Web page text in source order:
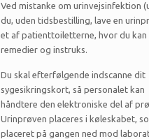
Ved mistanke om urinvejsinfektion
du, uden tidsbestilling, lave en
et af patienttoiletterne, hvor du kan
remedier og instruks.
Du skal efterfølgende indscanne dit
sygesikringskort, så personalet kan
håndtere den elektroniske del af
Urinprøven placeres i køleskabet,
placeret på gangen ned mod